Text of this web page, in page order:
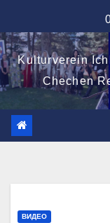
к
содержимому
Kulturverein
Chechen
ВИДЕО